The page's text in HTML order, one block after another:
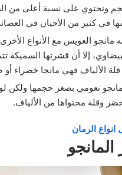
وتحتوي على نسبة أعلى من
في كثير من الأحيان في
مانجو العويس مع الأنواع
إلا أن قشرتها السميكة
قلة الألياف فهي مانجا خضراء أو
نعومي بصغر حجمها ولكن
وقلة محتواها من الألياف.
انواع الرمان